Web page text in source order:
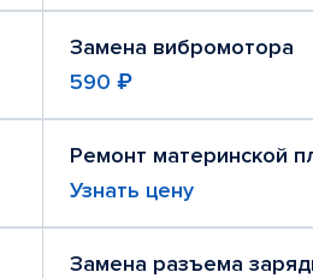
Замена вибромотора
590 ₽
Ремонт материнской
Узнать цену
Замена разъема